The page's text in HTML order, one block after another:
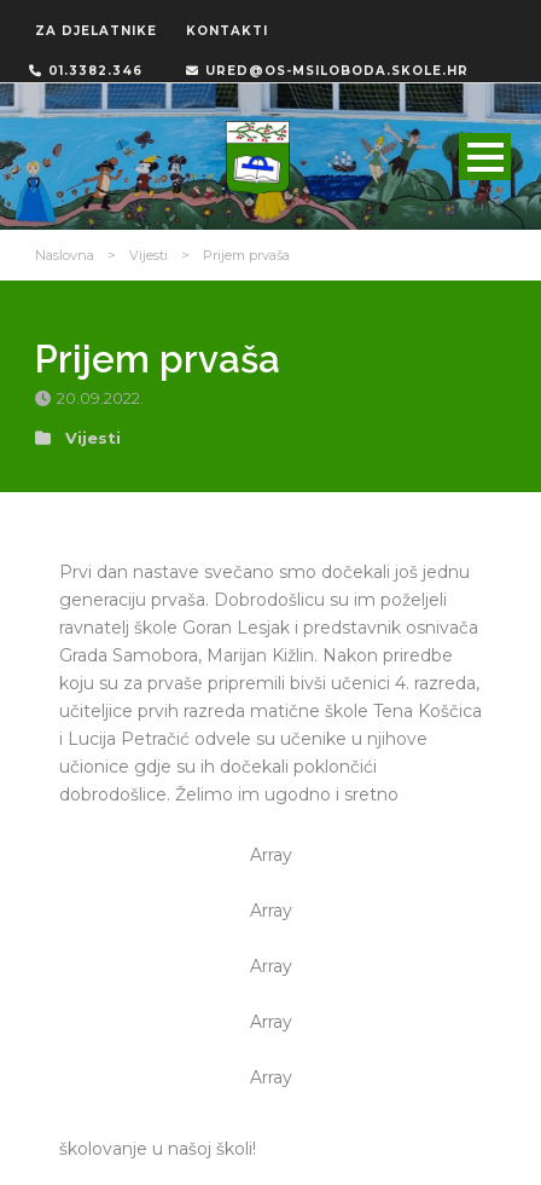
ZA DJELATNIKE KONTAKTI
01.3382.346 URED@OS-MSILOBODA.SKOLE.HR
Naslovna > Vijesti > Prijem prvaša
Prijem prvaša
20.09.2022.
Vijesti
Prvi dan nastave svečano smo dočekali još jednu
generaciju prvaša. Dobrodošlicu su im poželjeli
ravnatelj škole Goran Lesjak i predstavnik osnivača
Grada Samobora, Marijan Kižlin. Nakon priredbe
koju su za prvaše pripremili bivši učenici 4. razreda,
učiteljice prvih razreda matične škole Tena Koščica
i Lucija Petračić odvele su učenike u njihove
učionice gdje su ih dočekali poklončići
dobrodošlice. Želimo im ugodno i sretno
Array
Array
Array
Array
Array
školovanje u našoj školi!